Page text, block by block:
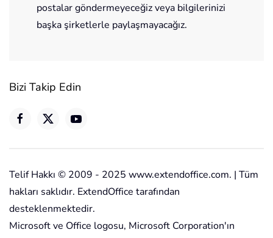
postalar göndermeyeceğiz veya bilgilerinizi
başka şirketlerle paylaşmayacağız.
Bizi Takip Edin
Telif Hakkı © 2009 - 2025 www.extendoffice.com. | Tüm
hakları saklıdır. ExtendOffice tarafından
desteklenmektedir.
Microsoft ve Office logosu, Microsoft Corporation'ın